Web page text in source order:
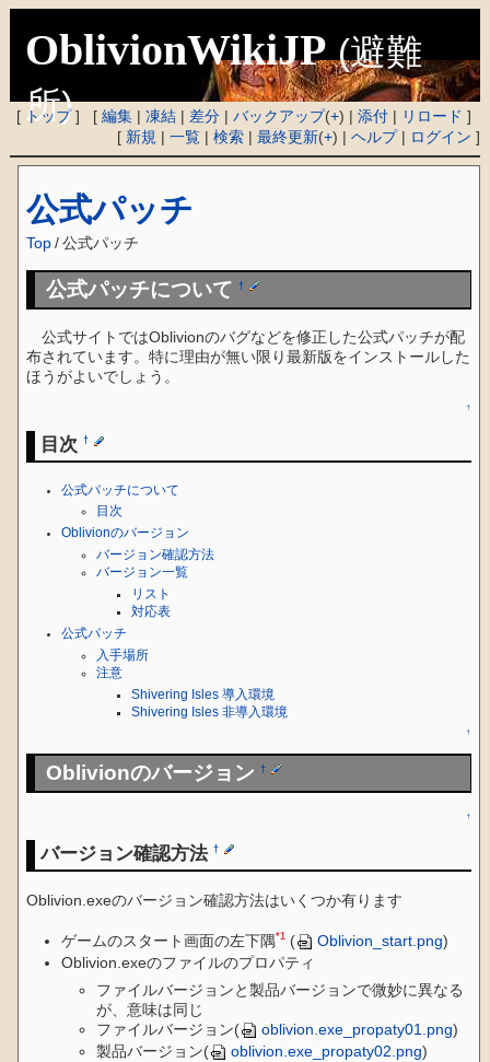
OblivionWikiJP (避難
所)
[ トップ] [編集 |凍結 | 差分 |バックアップ(+) |添付 | リロード ]
[ 新規 |一覧 |検索 |最終更新(+) |ヘルプ| ログイン ]
公式パッチ
Top /公式パッチ
公式パッチについて†
公式サイトではOblivionのバグなどを修正した公式パッチが配
布されています。特に理由が無い限り最新版をインストールした
ほうがよいでしょう。
↑
目次†
公式パッチについて
目次
Oblivionのバージョン
バージョン確認方法
バージョン一覧
リスト
対応表
公式パッチ
入手場所
注意
Shivering Isles 導入環境
Shivering Isles 非導入環境
↑
Oblivionのバージョン†
↑
バージョン確認方法†
Oblivion.exeのバージョン確認方法はいくつか有ります
ゲームのスタート画面の左下隅*1 ( Oblivion_start.png)
Oblivion.exeのファイルのプロパティ
ファイルバージョンと製品バージョンで微妙に異なる
が、意味は同じ
ファイルバージョン(
oblivion.exe_propaty01.png)
製品バージョン(
oblivion.exe_propaty02.png)